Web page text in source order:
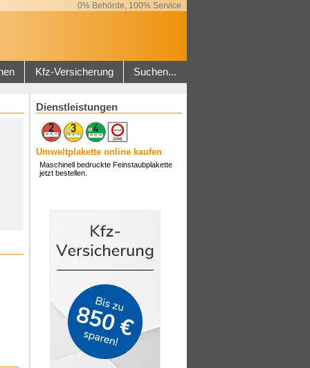
0% Behörde, 100% Service
Kfz-Versicherung Suchen...
Dienstleistungen
Umweltplakette online kaufen
Maschinell bedruckte Feinstaubplakette
jetzt bestellen.